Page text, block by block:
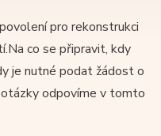
pro rekonstrukci
co se připravit, kdy
je nutné podat žádost o
odpovíme v tomto